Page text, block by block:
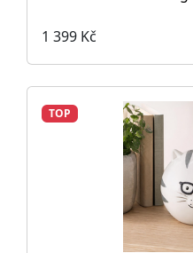
1 399 Kč
TOP